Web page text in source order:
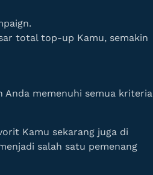
total top-up Kamu, semakin
Anda memenuhi semua kriteria
Kamu sekarang juga di
salah satu pemenang